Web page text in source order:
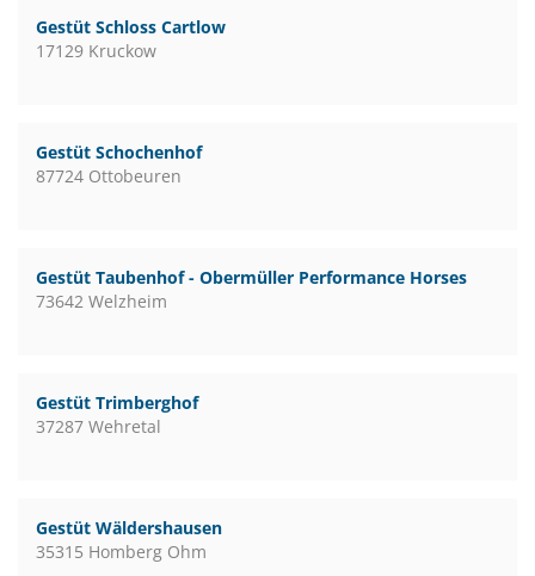
Gestüt Schloss Cartlow
17129 Kruckow
Gestüt Schochenhof
87724 Ottobeuren
Gestüt Taubenhof - Obermüller Performance Horses
73642 Welzheim
Gestüt Trimberghof
37287 Wehretal
Gestüt Wäldershausen
35315 Homberg Ohm